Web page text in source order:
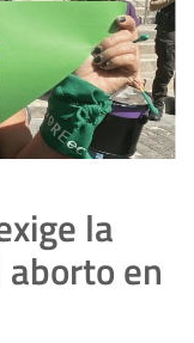
la
en